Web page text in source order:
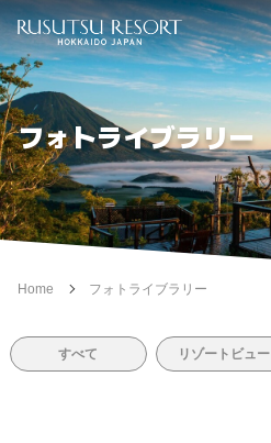
フォトライブラリー
Home フォトライブラリー
すべて リゾートビュー